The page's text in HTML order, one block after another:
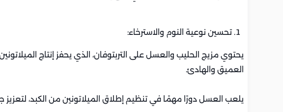
تحسين نوعية النوم والاسترخاء:
يحتوي مزيج الحليب والعسل على التربتوفان، الذي يحفز إنتاج
العميق والهادئ.
يلعب العسل دورًا مهمًا في تنظيم إطلاق الميلاتونين من الكبد، لتعزيز